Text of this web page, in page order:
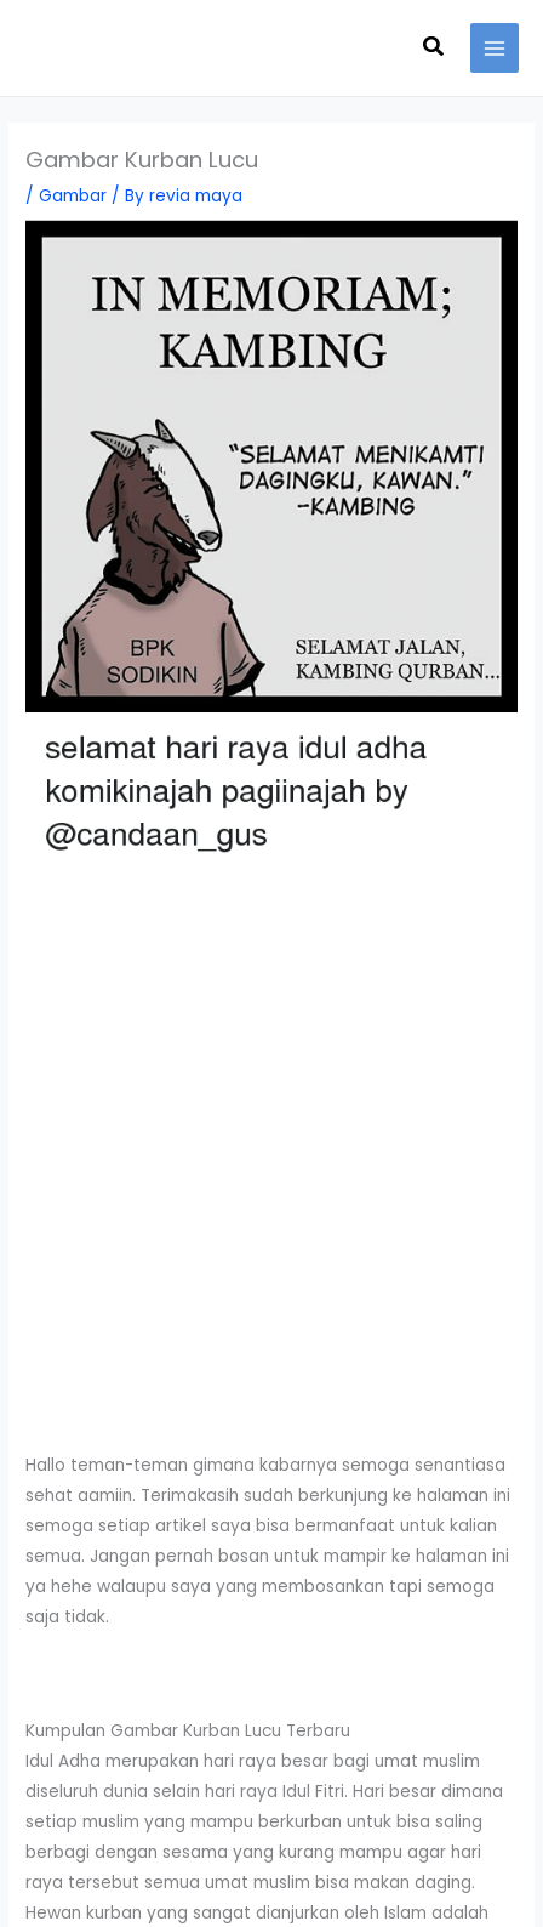
Search
Gambar Kurban Lucu
/Gambar / Byrevia maya
Hallo teman-teman gimana kabarnya semoga senantiasa
sehat aamiin. Terimakasih sudah berkunjung ke halaman ini
semoga setiap artikel saya bisa bermanfaat untuk kalian
semua. Jangan pernah bosan untuk mampir ke halaman ini
ya hehe walaupu saya yang membosankan tapi semoga
saja tidak.
Kumpulan Gambar Kurban Lucu Terbaru
Idul Adha merupakan hari raya besar bagi umat muslim
diseluruh dunia selain hari raya Idul Fitri. Hari besar dimana
setiap muslim yang mampu berkurban untuk bisa saling
berbagi dengan sesama yang kurang mampu agar hari
raya tersebut semua umat muslim bisa makan daging.
Hewan kurban yang sangat dianjurkan oleh Islam adalah